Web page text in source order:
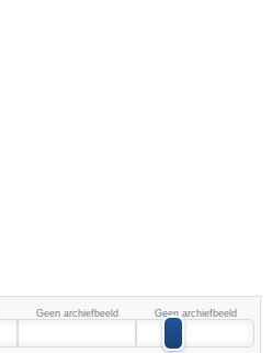
Geen archiefbeeld Geen archiefbeeld